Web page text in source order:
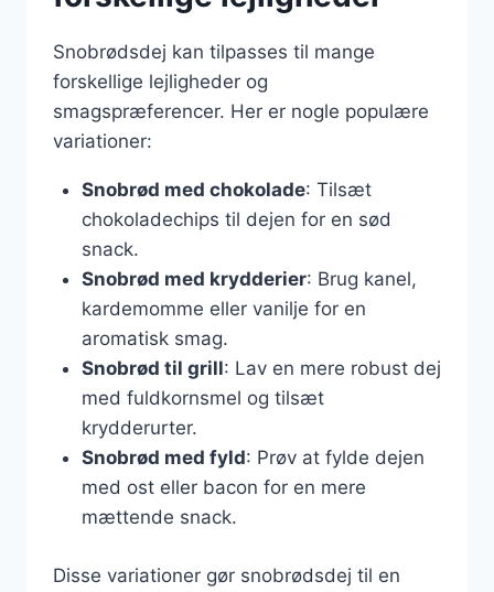
Snobrødsdej kan tilpasses til mange
forskellige lejligheder og
smagspræferencer. Her er nogle populære
variationer:
Snobrød med chokolade: Tilsæt
chokoladechips til dejen for en sød
snack.
Snobrød med krydderier: Brug kanel,
kardemomme eller vanilje for en
aromatisk smag.
Snobrød til grill: Lav en mere robust dej
med fuldkornsmel og tilsæt
krydderurter.
Snobrød med fyld: Prøv at fylde dejen
med ost eller bacon for en mere
mættende snack.
Disse variationer gør snobrødsdej til en